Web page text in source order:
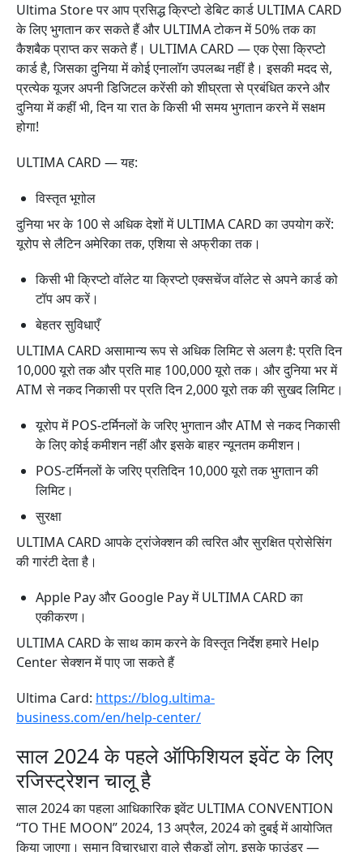
Ultima Store पर आप प्रसिद्ध क्रिप्टो डेबिट कार्ड ULTIMA CARD
के लिए भुगतान कर सकते हैं और ULTIMA टोकन में 50% तक का
कैशबैक प्राप्त कर सकते हैं। ULTIMA CARD — एक ऐसा क्रिप्टो
कार्ड है, जिसका दुनिया में कोई एनालॉग उपलब्ध नहीं है। इसकी मदद से,
प्रत्येक यूजर अपनी डिजिटल करेंसी को शीघ्रता से प्रबंधित करने और
दुनिया में कहीं भी, दिन या रात के किसी भी समय भुगतान करने में सक्षम
होगा!
ULTIMA CARD — यह:
विस्तृत भूगोल
दुनिया भर के 100 से अधिक देशों में ULTIMA CARD का उपयोग करें:
यूरोप से लैटिन अमेरिका तक, एशिया से अफ्रीका तक।
किसी भी क्रिप्टो वॉलेट या क्रिप्टो एक्सचेंज वॉलेट से अपने कार्ड को
टॉप अप करें।
बेहतर सुविधाएँ
ULTIMA CARD असामान्य रूप से अधिक लिमिट से अलग है: प्रति दिन
10,000 यूरो तक और प्रति माह 100,000 यूरो तक। और दुनिया भर में
ATM से नकद निकासी पर प्रति दिन 2,000 यूरो तक की सुखद लिमिट।
यूरोप में POS-टर्मिनलों के जरिए भुगतान और ATM से नकद निकासी
के लिए कोई कमीशन नहीं और इसके बाहर न्यूनतम कमीशन।
POS-टर्मिनलों के जरिए प्रतिदिन 10,000 यूरो तक भुगतान की
लिमिट।
सुरक्षा
ULTIMA CARD आपके ट्रांजेक्शन की त्वरित और सुरक्षित प्रोसेसिंग
की गारंटी देता है।
Apple Pay और Google Pay में ULTIMA CARD का
एकीकरण।
ULTIMA CARD के साथ काम करने के विस्तृत निर्देश हमारे Help
Center सेक्शन में पाए जा सकते हैं
Ultima Card: https://blog.ultima-
business.com/en/help-center/
साल 2024 के पहले ऑफिशियल इवेंट के लिए
रजिस्ट्रेशन चालू है
साल 2024 का पहला आधिकारिक इवेंट ULTIMA CONVENTION
“TO THE MOON” 2024, 13 अप्रैल, 2024 को दुबई में आयोजित
किया जाएगा। समान विचारधारा वाले सैकड़ों लोग, इसके फाउंडर —